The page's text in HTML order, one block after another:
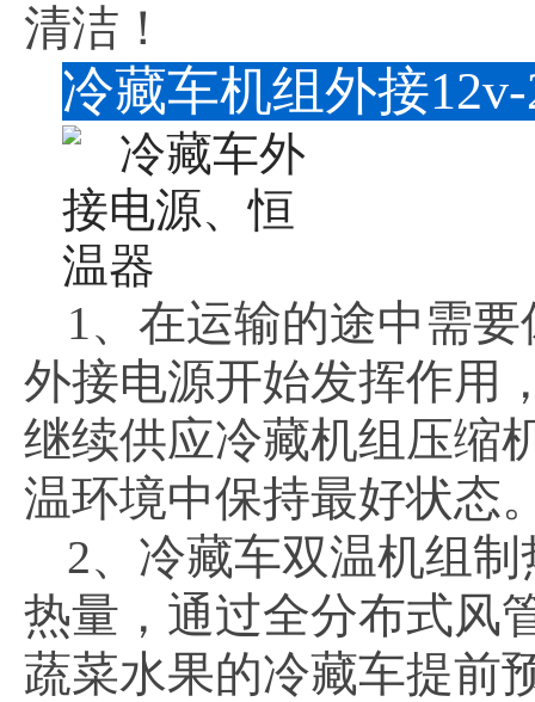
清洁！
冷藏车机组外接
1、在运输的途中需
外接电源开始发挥作用
继续供应冷藏机组压缩
温环境中保持最好状态
2、冷藏车双温机组
热量，通过全分布式风
蔬菜水果的冷藏车提前